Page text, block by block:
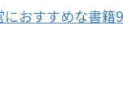
におすすめな書籍9